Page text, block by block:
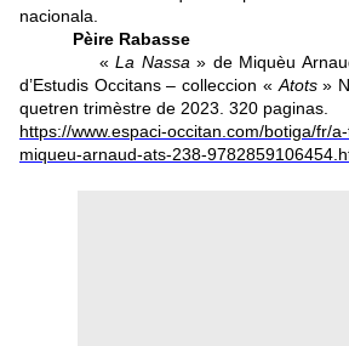
nacionala.
Pèire Rabasse
«La Nassa» de Miquèu
d’Estudis Occitans – colleccion «Atots»
quetren trimèstre de 2023. 320 paginas.
https://www.espaci-occitan.com/botiga/fr/
miqueu-arnaud-ats-238-